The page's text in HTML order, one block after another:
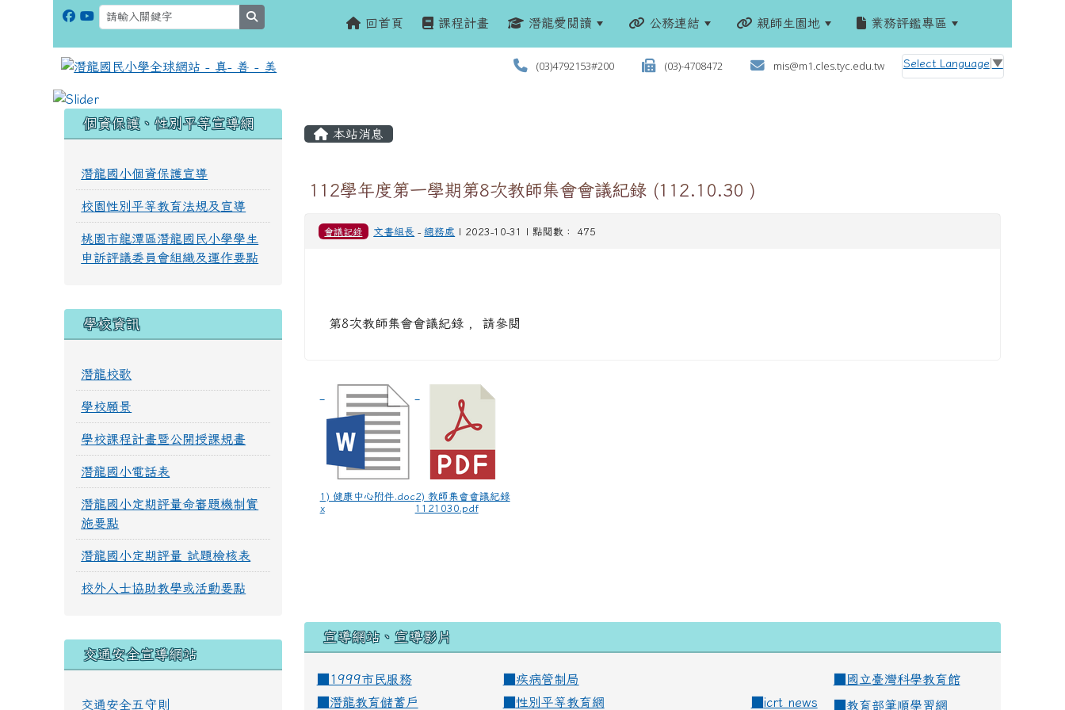
回首頁 課程計畫 潛龍愛閱讀 公務連結 親師生園地 業務評鑑專區
(03)4792153#200 (03)-4708472 mis@m1.cles.tyc.edu.tw Select Language ▼
本站消息
112學年度第一學期第8次教師集會會議紀錄 (112.10.30 )
會議記錄 文書組長 - 總務處 | 2023-10-31 | 點閱數： 475
第8次教師集會會議紀錄 , 請參閱
1) 健康中心附件.doc
x
2) 教師集會會議紀錄
1121030.pdf
宣導網站、宣導影片
■1999市民服務 疾病管制局
國立臺灣科學教育館
潛龍教育儲蓄戶 性別平等教育網 icrt news
教育部筆順學習網
個資保護、性別平等宣導網
潛龍國小個資保護宣導
校園性別平等教育法規及宣導
桃園市龍潭區潛龍國民小學學生
申訴評議委員會組織及運作要點
學校資訊
潛龍校歌
學校願景
學校課程計畫暨公開授課規畫
潛龍國小電話表
潛龍國小定期評量命審題機制實
施要點
潛龍國小定期評量 試題檢核表
校外人士協助教學或活動要點
交通安全宣導網站
交通安全五守則